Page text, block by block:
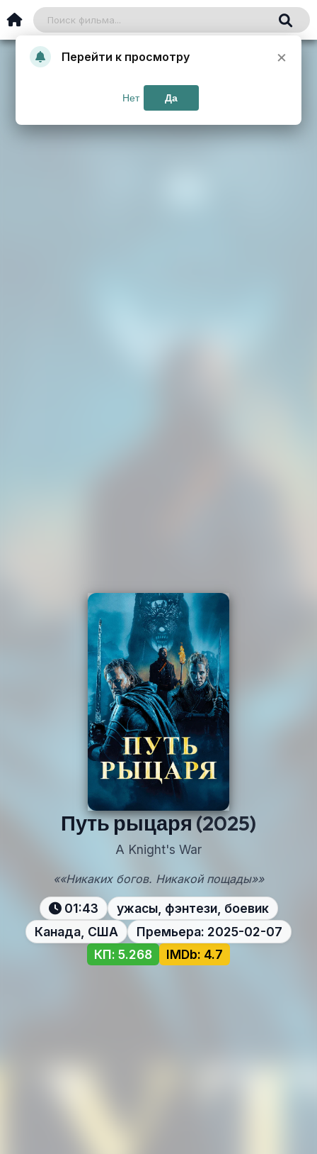
Путь рыцаря(2025)
A Knight's War
««Никаких богов. Никакой пощады»»
01:43
ужасы, фэнтези, боевик
Канада, США
Премьера: 2025-02-07
КП: 5.268
IMDb: 4.7
Перейти к просмотру ×
Нет Да